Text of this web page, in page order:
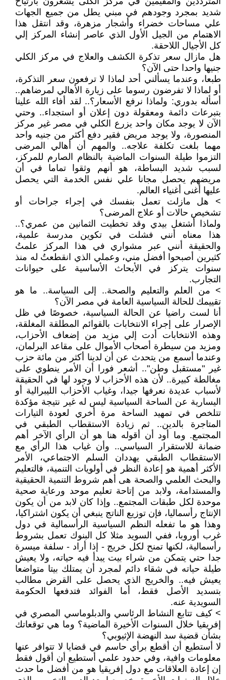
شديد بمجرد وجودهم في مبني يطل من جميع الجهات
علي مساحات خضراء وأشجار مزهرة، وقد انتقل هذا
الاهتمام من الجيل الأول الذي عاصر إنشاء المركز إلي
كل الأجيال اللاحقة.
هل مازال سعر تذكرة الكشف والعلاج في مركز الكلي
جنيها واحدا حتى الآن؟
طبعا، وعندما يسألني أحد لماذا لا ترفعون سعر التذكرة،
أو لماذا لا تفرضون رسوما على زيارة الأهالي لمرضاهم..
أسأله بدوري: ولماذا نرفع الأسعار؟.. لقد أفاء الله علينا
بتبرعات دائمة ومعقولة دون إعلان أو استجداء.. وحتي
الآن لا يوجد مكان واحد يزرع الكلي في مصر غير مركز
المنصورة، ولا يوجد مريض فقير دفع أكثر من جنيه واحد
مهما بلغت تكلفة علاجه.. والمهم أن أهالي المرضى
التزموا طيلة السنوات الماضية بالنظام الصارم للمركز،
لسبب شديد البساطة، هو أنهم وثقوا تماما في أن
مريضهم يحصل مجانا علي نفس الخدمة التي يحصل
عليها أغنى أغنياء العالم.
> هل مازلت تعمل بنفسك في إجراء جراحات أو
تشخيص حالات أو علاج المرضى؟
ولماذا أشتغل بيدي وقد تخطيت الثمانين من عمري؟..
هذا معناه أنني فشلت في تكوين مدرسة علمية،
والحقيقة أنني عبر مشواري في هذا المركز علمتُ
كثيرين أصبحوا أفضل مني، وعملي الذي انقطعتُ له منذ
سنوات يتركز في الأبحاث الأساسية على حيوانات
التجارب.
> من العلم والتعليم والصحة.. إلى السياسة.. ما هو
تقييمك للحالة السياسية العامة في مصر الآن؟
أنا لست راضيا عن الحالة السياسية، خصوصًا في ظل
الإصرار على إجراء الانتخابات بالقوائم المطلقة المغلقة،
وهذه الانتخابات أدت إلي مزيد من إضعاف الأحزاب،
ومزيد من سيطرة أصحاب الأموال على مقاعد البرلمان،
وعندما أسمع من يتحدث عن أن لدينا أكثر من مائة حزب
غير "مستقبل وطن".. أشعر فورا أن الأمر ينطوي على
مغالطة كبيرة.. لأن هذه الأحزاب لا وجود لها في الحقيقة
لأسباب عديدة نعرفها جيدا، وغياب الأحزاب الليبرالية أو
اليسارية عن الساحة السياسية ليس له غير نتيجة مؤكدة
تتلخص في تمهيد الساحة مرة أخري لعودة التيارات
المتاجرة بالدين.. ثم زيادة الاستقطاب الطبقي في
المجتمع. وما أود أن أقوله هنا هو أن الرأي الآخر أهم
ضمانة للاستقرار السياسي.. وأن غياب هذا الرأي مع
الاستقطاب الطبقي يهددان السلم الاجتماعي، الأمر
الأكثر أهمية هو إعادة النظر في أولويات التنمية، فالتعليم
والبحث العلمي والصحة هى أهم شروط التنمية الحقيقية
والمستدامة، ولابد من إتاحة تعليم موحد ورعاية صحية
موحدة لكل طبقات المجتمع.. وإذا كان لابد من أن يكون
الإنتاج رأسماليا، فإن توزيع الناتج ينبغي أن يكون اشتراكيا،
وهذا هو ما تفعله النظم السياسية الرأسمالية في دول
غرب أوروبا، ففي السويد مثلا كل البنوك تعمل بشروط
رأسمالية، لكنها تمنح لكل خريج - إذا أراد - سلفة ميسرة
جدا حتي يتمكن من شراء بيت يبدأ فيه حياته، ولا يعيش
طيلة حياته في شقاء دائم لمجرد أن يمتلك بيتا متواضعا
يعيش فيه.. والخريج الذي يحصل على القرض مطالب
بتسديد الأصل فقط، أما الفوائد فتدفعها الحكومة
السويدية عنه.
> كيف تتابع النشاط الرئاسي والدبلوماسي المصري في
إفريقيا خلال السنوات الأخيرة الماضية؟ وما هي توقعاتك
بشأن قضية سد النهضة الإثيوبي؟
لا أستطيع أن أقطع برأي حاسم في قضايا لا تتوافر عنها
معلومات وافية، وفي حدود علمي أستطيع أن أقول فقط
إن إعادة العلاقات مع دول إفريقيا هو من أفضل ما حدث